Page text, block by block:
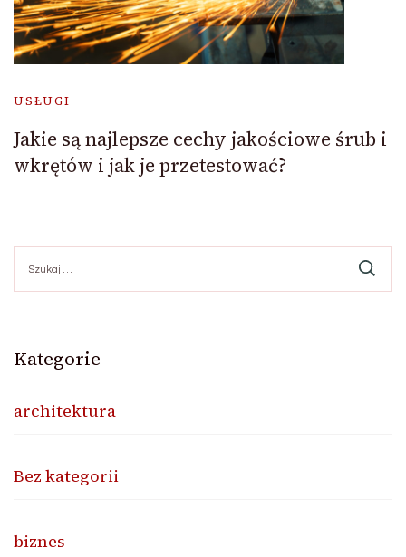
USŁUGI
Jakie są najlepsze cechy jakościowe śrub i
wkrętów i jak je przetestować?
Kategorie
architektura
Bez kategorii
biznes